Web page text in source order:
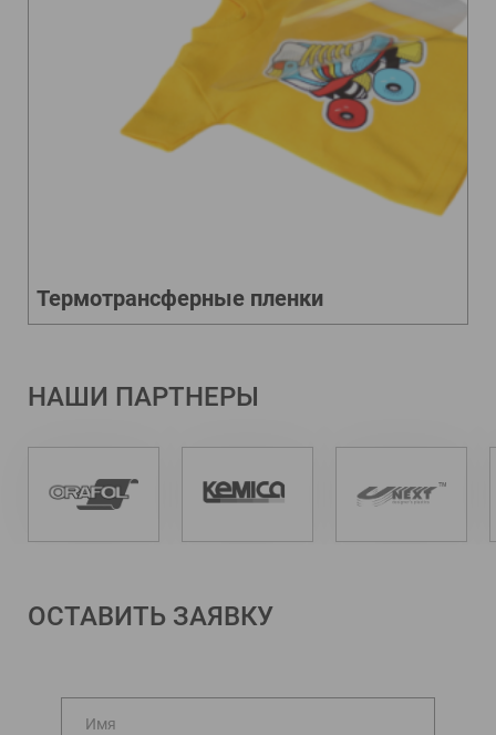
Термотрансферные пленки
НАШИ ПАРТНЕРЫ
ОСТАВИТЬ ЗАЯВКУ
Имя